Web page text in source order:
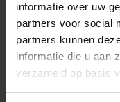
informatie over uw
partners voor social
partners kunnen
informatie die u aan
verzameld op basis